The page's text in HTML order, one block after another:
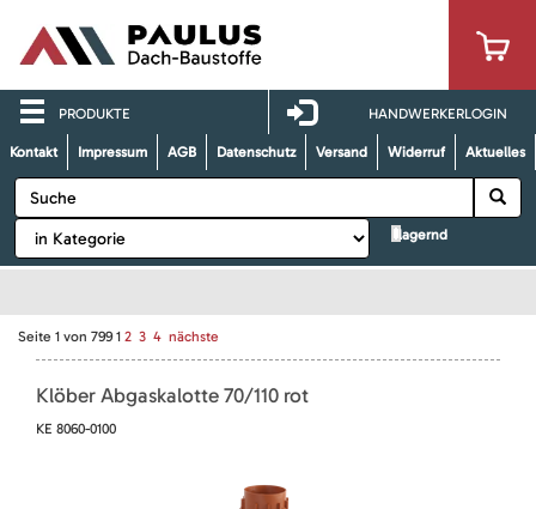
PRODUKTE HANDWERKERLOGIN
Kontakt Impressum AGB Datenschutz Versand Widerruf Aktuelles
lagernd
Seite 1 von 799 1 2 3 4 nächste
Klöber Abgaskalotte 70/110 rot
KE 8060-0100